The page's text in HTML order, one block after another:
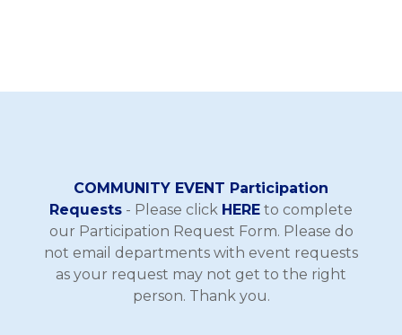
COMMUNITY EVENT Participation
Requests - Please click HERE to complete
our Participation Request Form. Please do
not email departments with event requests
as your request may not get to the right
person. Thank you.